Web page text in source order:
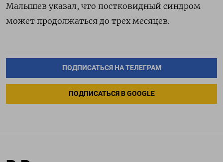
Малышев указал, что постковидный синдром
может продолжаться до трех месяцев.
ПОДПИСАТЬСЯ НА ТЕЛЕГРАМ
ПОДПИСАТЬСЯ В GOOGLE